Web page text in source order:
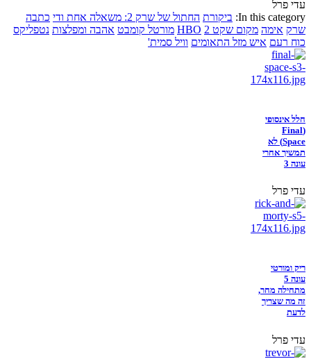
עדי פרל
In this category: ביקורת החתול של שרק 2: משאלה אחת ודי
כתבה
שרק אימה מקום שקט 2 HBO מורטל קומבט אהבה ומפלצות נטפליקס
כוח רעם איש מזל התאומים וויל סמית'
חלל אינסופי
(Final
Space) לא
תמשיך אחרי
עונה 3
עדי פרל
ריק ומורטי
עונה 5
מתחילה מחר,
זה מה שצריך
לדעת
עדי פרל